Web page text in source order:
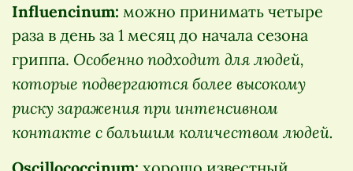
Influencinum: можно принимать четыре
раза в день за 1 месяц до начала сезона
гриппа. Особенно подходит для людей,
которые подвергаются более высокому
риску заражения при интенсивном
контакте с большим количеством людей.